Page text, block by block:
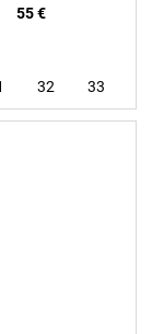
55 €
32 33